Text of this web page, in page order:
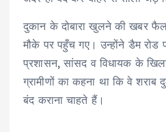
दुकान के दोबारा खुलने की खबर
मौके पर पहुँच गए। उन्होंने डैम रोड
प्रशासन, सांसद व विधायक के
ग्रामीणों का कहना था कि वे शराब
बंद कराना चाहते हैं।